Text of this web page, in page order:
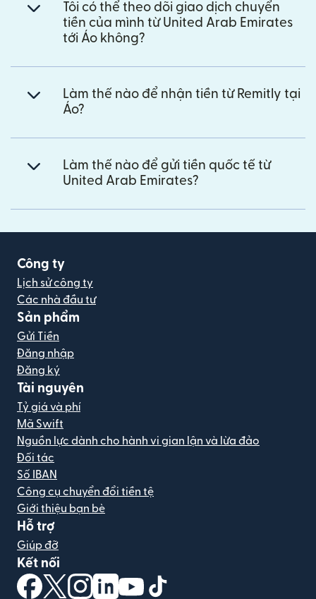
Tôi có thể theo dõi giao dịch chuyển
tiền của mình từ United Arab Emirates
tới Áo không?
Làm thế nào để nhận tiền từ Remitly tại
Áo?
Làm thế nào để gửi tiền quốc tế từ
United Arab Emirates?
Công ty
Lịch sử công ty
Các nhà đầu tư
Sản phẩm
Gửi Tiền
Đăng nhập
Đăng ký
Tài nguyên
Tỷ giá và phí
Mã Swift
Nguồn lực dành cho hành vi gian lận và lừa đảo
Đối tác
Số IBAN
Công cụ chuyển đổi tiền tệ
Giới thiệu bạn bè
Hỗ trợ
Giúp đỡ
Kết nối
(mở trong cửa sổ mới)
(mở trong cửa sổ mới)
(mở trong cửa sổ mới)
(mở trong cửa sổ mới)
(mở trong cửa sổ mới)